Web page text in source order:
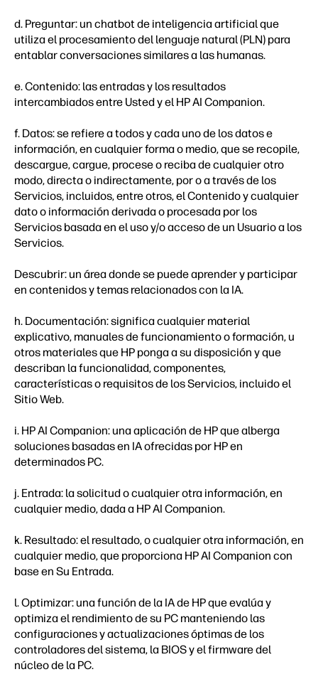
d. Preguntar: un chatbot de inteligencia artificial que
utiliza el procesamiento del lenguaje natural (PLN) para
entablar conversaciones similares a las humanas.
e. Contenido: las entradas y los resultados
intercambiados entre Usted y el HP AI Companion.
f. Datos: se refiere a todos y cada uno de los datos e
información, en cualquier forma o medio, que se recopile,
descargue, cargue, procese o reciba de cualquier otro
modo, directa o indirectamente, por o a través de los
Servicios, incluidos, entre otros, el Contenido y cualquier
dato o información derivada o procesada por los
Servicios basada en el uso y/o acceso de un Usuario a los
Servicios.
Descubrir: un área donde se puede aprender y participar
en contenidos y temas relacionados con la IA.
h. Documentación: significa cualquier material
explicativo, manuales de funcionamiento o formación, u
otros materiales que HP ponga a su disposición y que
describan la funcionalidad, componentes,
características o requisitos de los Servicios, incluido el
Sitio Web.
i. HP AI Companion: una aplicación de HP que alberga
soluciones basadas en IA ofrecidas por HP en
determinados PC.
j. Entrada: la solicitud o cualquier otra información, en
cualquier medio, dada a HP AI Companion.
k. Resultado: el resultado, o cualquier otra información, en
cualquier medio, que proporciona HP AI Companion con
base en Su Entrada.
l. Optimizar: una función de la IA de HP que evalúa y
optimiza el rendimiento de su PC manteniendo las
configuraciones y actualizaciones óptimas de los
controladores del sistema, la BIOS y el firmware del
núcleo de la PC.